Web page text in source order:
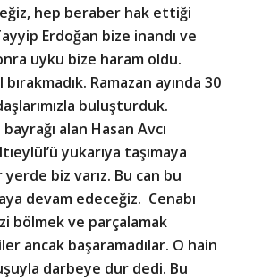
hep beraber hak ettiği
Erdoğan bize inandı ve
uyku bize haram oldu.
Ramazan ayında 30
buluşturduk.
alan Hasan Avcı
yukarıya taşımaya
biz varız. Bu can bu
devam edeceğiz. Cenabı
bölmek ve parçalamak
ancak başaramadılar. O hain
darbeye dur dedi. Bu